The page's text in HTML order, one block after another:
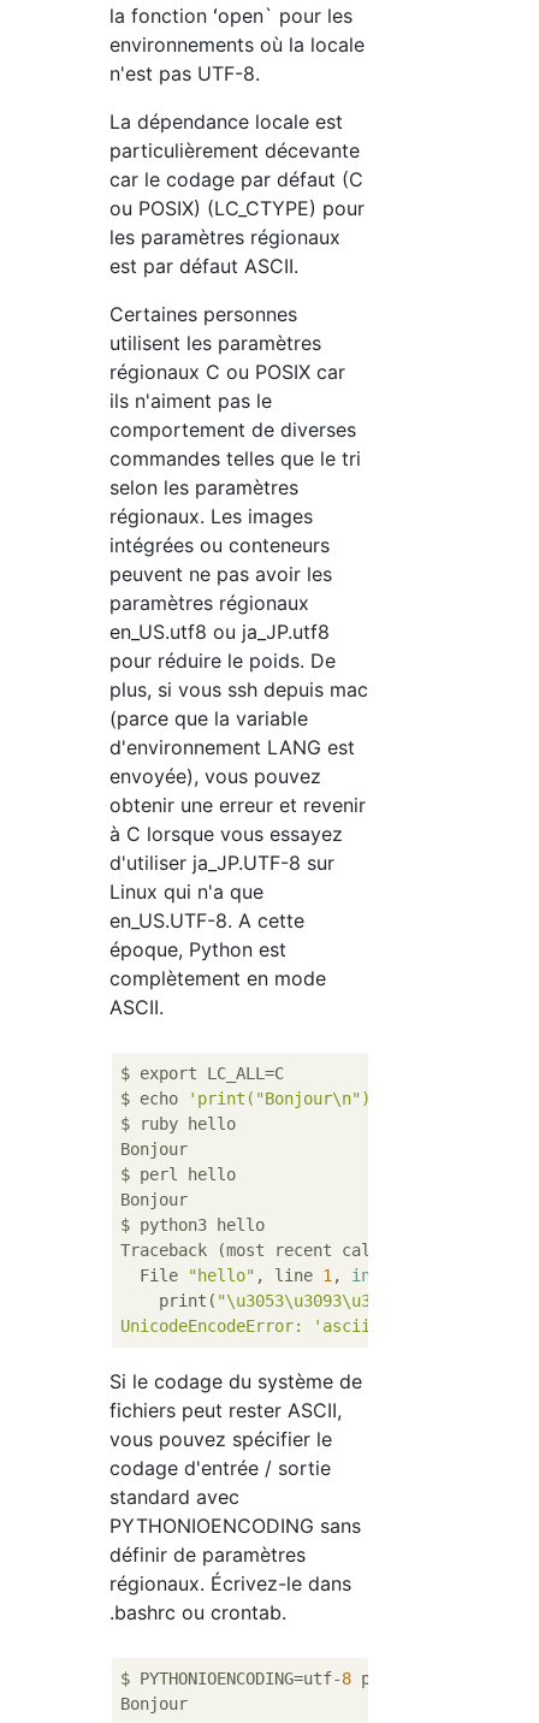
la fonction ʻopen` pour les
environnements où la locale
n'est pas UTF-8.
La dépendance locale est
particulièrement décevante
car le codage par défaut (C
ou POSIX) (LC_CTYPE) pour
les paramètres régionaux
est par défaut ASCII.
Certaines personnes
utilisent les paramètres
régionaux C ou POSIX car
ils n'aiment pas le
comportement de diverses
commandes telles que le tri
selon les paramètres
régionaux. Les images
intégrées ou conteneurs
peuvent ne pas avoir les
paramètres régionaux
en_US.utf8 ou ja_JP.utf8
pour réduire le poids. De
plus, si vous ssh depuis mac
(parce que la variable
d'environnement LANG est
envoyée), vous pouvez
obtenir une erreur et revenir
à C lorsque vous essayez
d'utiliser ja_JP.UTF-8 sur
Linux qui n'a que
en_US.UTF-8. A cette
époque, Python est
complètement en mode
ASCII.
$ export LC_ALL=C
$ echo
'print("Bonjour\n")'
$ ruby hello
Bonjour
$ perl hello
Bonjour
$ python3 hello
Traceback (most recent call last):
  File
"hello" , line 1 , in
    print(
UnicodeEncodeError:
'ascii'
Si le codage du système de
fichiers peut rester ASCII,
vous pouvez spécifier le
codage d'entrée / sortie
standard avec
PYTHONIOENCODING sans
définir de paramètres
régionaux. Écrivez-le dans
.bashrc ou crontab.
$ PYTHONIOENCODING=utf-8 python3 hello